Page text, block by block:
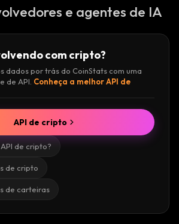
e agentes de IA
com cripto?
dados por trás do CoinStats com uma
de API. Conheça a melhor API de
de cripto?
de cripto
de carteiras
API de cripto